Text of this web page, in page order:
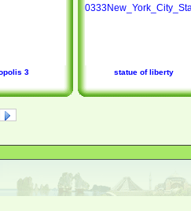
3 statue of liberty